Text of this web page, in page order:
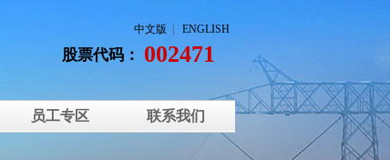
中文版 ENGLISH
股票代码： 002471
员工专区 联系我们